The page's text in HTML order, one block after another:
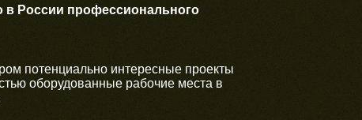
в России профессионального
потенциально интересные проекты
оборудованные рабочие места в